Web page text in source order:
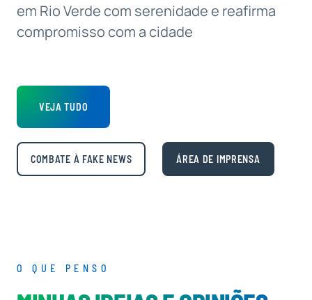
em Rio Verde com serenidade e reafirma
compromisso com a cidade
VEJA TUDO
COMBATE À FAKE NEWS ÁREA DE IMPRENSA
O QUE PENSO